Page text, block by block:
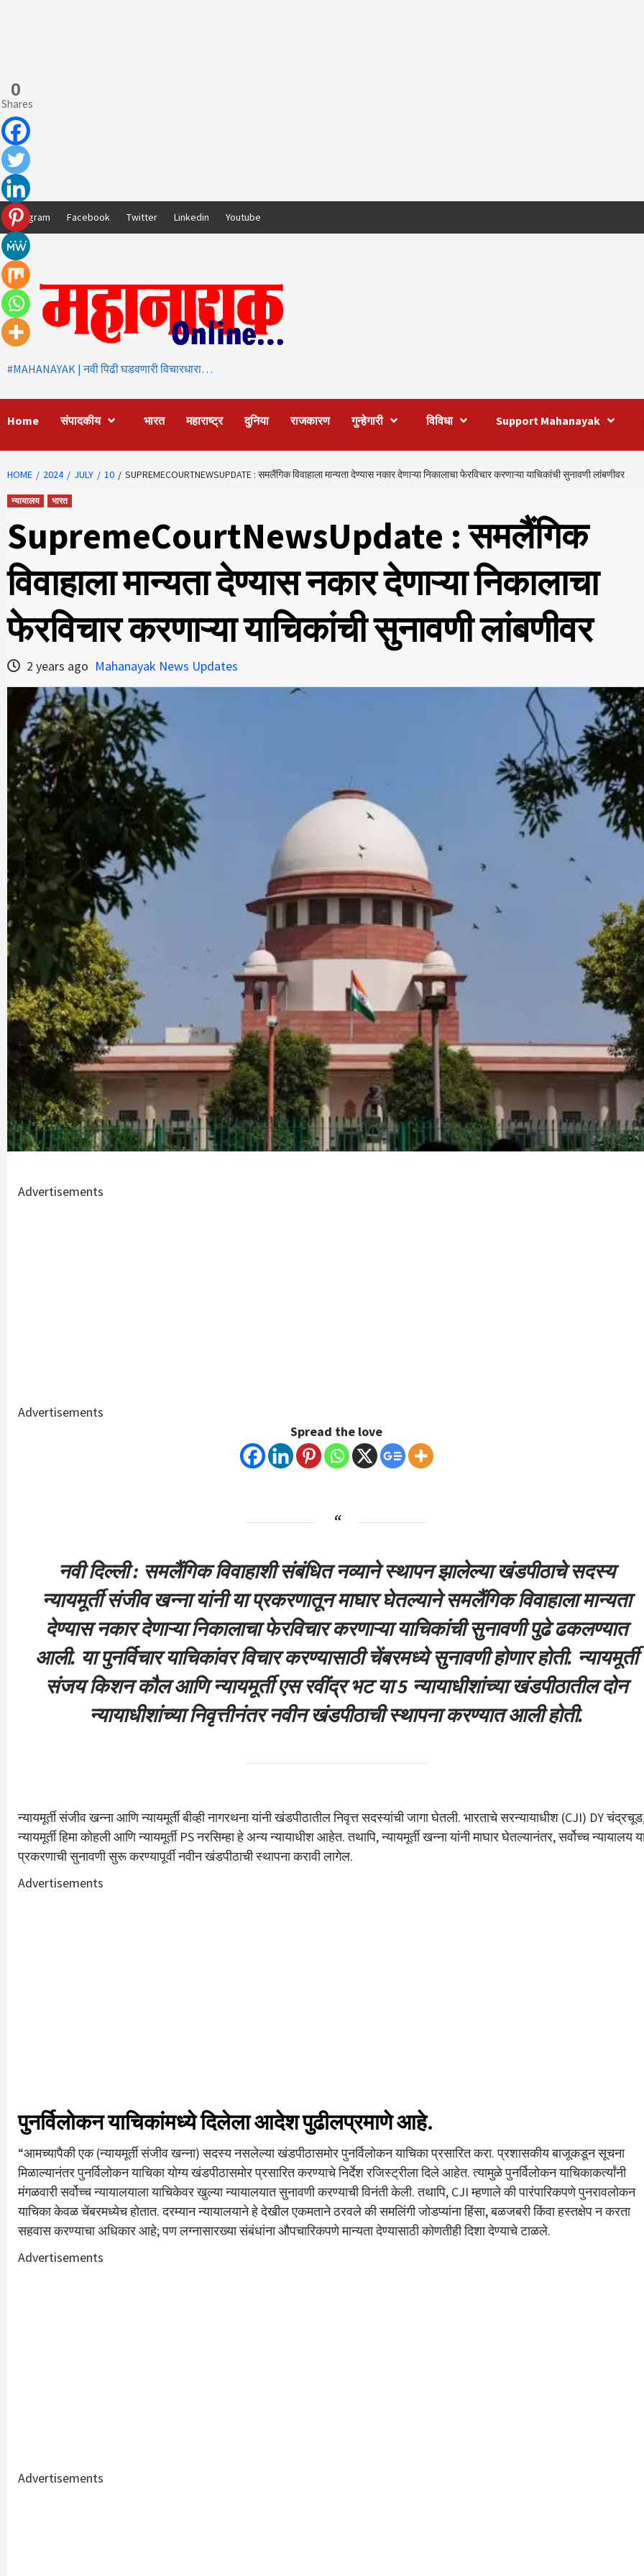
Skip
to
content
Instagram Facebook Twitter Linkedin Youtube
#MAHANAYAK | नवी पिढी घडवणारी विचारधारा…
Home संपादकीय भारत महाराष्ट्र दुनिया राजकारण गुन्हेगारी विविधा Support Mahanayak
HOME 2024 JULY 10 SUPREMECOURTNEWSUPDATE : समलैंगिक विवाहाला मान्यता देण्यास नकार देणाऱ्या निकालाचा फेरविचार करणाऱ्या याचिकांची सुनावणी लांबणीवर
न्यायालय भारत
SupremeCourtNewsUpdate : समलैंगिक
विवाहाला मान्यता देण्यास नकार देणाऱ्या निकालाचा
फेरविचार करणाऱ्या याचिकांची सुनावणी लांबणीवर
2 years ago Mahanayak News Updates
Advertisements
Advertisements
Spread the love
नवी दिल्ली : समलैंगिक विवाहाशी संबंधित नव्याने स्थापन झालेल्या खंडपीठाचे सदस्य
न्यायमूर्ती संजीव खन्ना यांनी या प्रकरणातून माघार घेतल्याने समलैंगिक विवाहाला मान्यता
देण्यास नकार देणाऱ्या निकालाचा फेरविचार करणाऱ्या याचिकांची सुनावणी पुढे ढकलण्यात
आली. या पुनर्विचार याचिकांवर विचार करण्यासाठी चेंबरमध्ये सुनावणी होणार होती. न्यायमूर्ती
संजय किशन कौल आणि न्यायमूर्ती एस रवींद्र भट या 5 न्यायाधीशांच्या खंडपीठातील दोन
न्यायाधीशांच्या निवृत्तीनंतर नवीन खंडपीठाची स्थापना करण्यात आली होती.
न्यायमूर्ती संजीव खन्ना आणि न्यायमूर्ती बीव्ही नागरथना यांनी खंडपीठातील निवृत्त सदस्यांची जागा घेतली. भारताचे सरन्यायाधीश (CJI) DY
न्यायमूर्ती हिमा कोहली आणि न्यायमूर्ती PS नरसिम्हा हे अन्य न्यायाधीश आहेत. तथापि, न्यायमूर्ती खन्ना यांनी माघार घेतल्यानंतर, सर्वोच्च न्यायालय
प्रकरणाची सुनावणी सुरू करण्यापूर्वी नवीन खंडपीठाची स्थापना करावी लागेल.
Advertisements
पुनर्विलोकन याचिकांमध्ये दिलेला आदेश पुढीलप्रमाणे आहे.
“आमच्यापैकी एक (न्यायमूर्ती संजीव खन्ना) सदस्य नसलेल्या खंडपीठासमोर पुनर्विलोकन याचिका प्रसारित करा. प्रशासकीय बाजूकडून सूचना
मिळाल्यानंतर पुनर्विलोकन याचिका योग्य खंडपीठासमोर प्रसारित करण्याचे निर्देश रजिस्ट्रीला दिले आहेत. त्यामुळे पुनर्विलोकन याचिकाकर्त्यांनी
मंगळवारी सर्वोच्च न्यायालयाला याचिकेवर खुल्या न्यायालयात सुनावणी करण्याची विनंती केली. तथापि, CJI म्हणाले की पारंपारिकपणे पुनरावलोकन
याचिका केवळ चेंबरमध्येच होतात. दरम्यान न्यायालयाने हे देखील एकमताने ठरवले की समलिंगी जोडप्यांना हिंसा, बळजबरी किंवा हस्तक्षेप न करता
सहवास करण्याचा अधिकार आहे; पण लग्नासारख्या संबंधांना औपचारिकपणे मान्यता देण्यासाठी कोणतीही दिशा देण्याचे टाळले.
Advertisements
Advertisements
0
Shares